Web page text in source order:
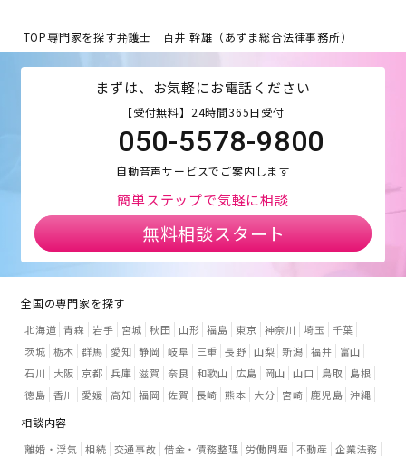
TOP専門家を探す弁護士 百井 幹雄（あずま総合法律事務所）
まずは、お気軽にお電話ください
【受付無料】24時間365日受付
050-5578-9800
自動音声サービスでご案内します
簡単ステップで気軽に相談
無料相談スタート
全国の専門家を探す
北海道 青森 岩手 宮城 秋田 山形 福島 東京 神奈川 埼玉
千葉
茨城 栃木 群馬 愛知 静岡 岐阜 三重 長野 山梨 新潟 福井
富山
石川
大阪 京都 兵庫 滋賀 奈良 和歌山 広島 岡山 山口 鳥取
島根
徳島 香川 愛媛 高知 福岡 佐賀 長崎 熊本 大分 宮崎 鹿児島 沖縄
相談内容
離婚・浮気 相続 交通事故 借金・債務整理 労働問題 不動産 企業法務